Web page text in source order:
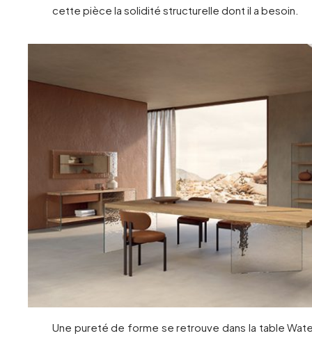
cette pièce la solidité structurelle dont il a besoin.
Une pureté de forme se retrouve dans la table